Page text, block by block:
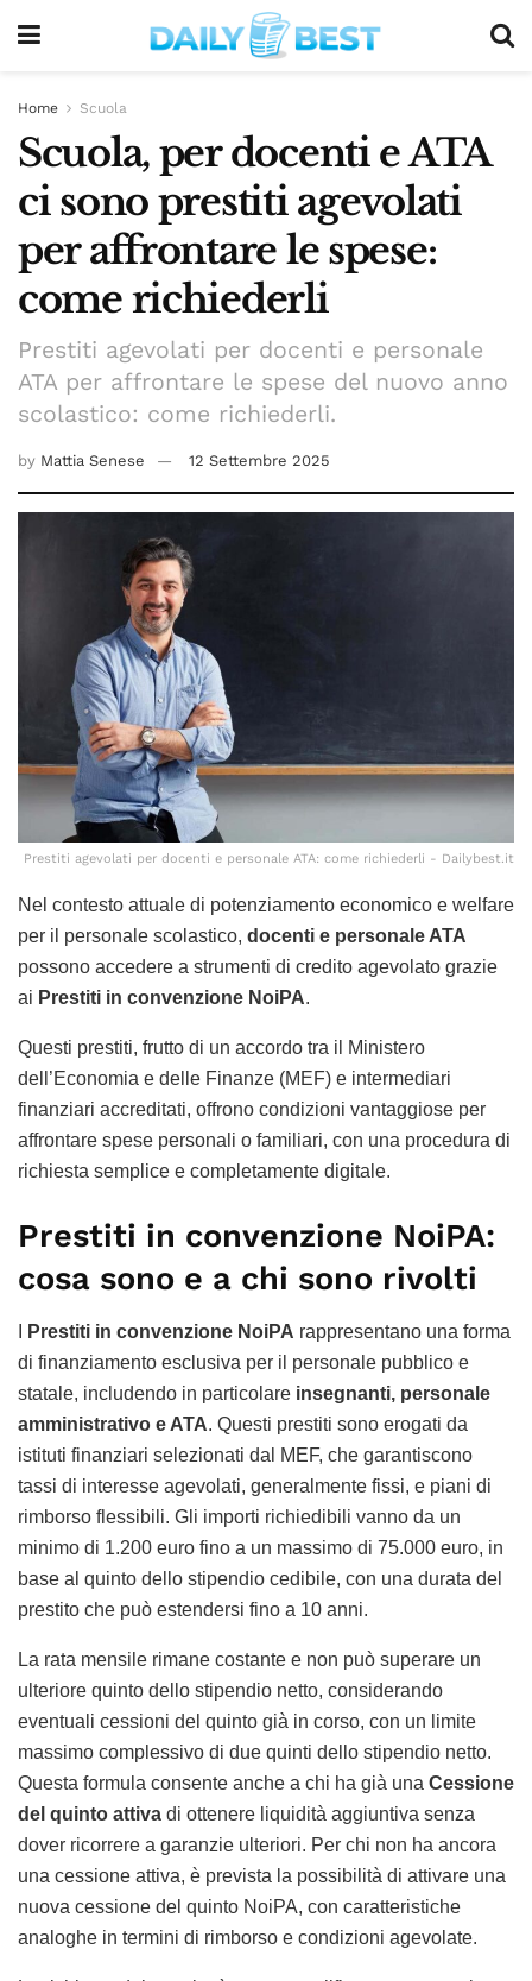
Home Scuola
Scuola, per docenti e ATA
ci sono prestiti agevolati
per affrontare le spese:
come richiederli
Prestiti agevolati per docenti e personale
ATA per affrontare le spese del nuovo anno
scolastico: come richiederli.
by Mattia Senese 12 Settembre 2025
Prestiti agevolati per docenti e personale ATA: come richiederli - Dailybest.it
Nel contesto attuale di potenziamento economico e welfare
per il personale scolastico, docenti e personale ATA
possono accedere a strumenti di credito agevolato grazie
ai Prestiti in convenzione NoiPA.
Questi prestiti, frutto di un accordo tra il Ministero
dell’Economia e delle Finanze (MEF) e intermediari
finanziari accreditati, offrono condizioni vantaggiose per
affrontare spese personali o familiari, con una procedura di
richiesta semplice e completamente digitale.
Prestiti in convenzione NoiPA:
cosa sono e a chi sono rivolti
Prestiti in convenzione NoiPA rappresentano una forma
di finanziamento esclusiva per il personale pubblico e
statale, includendo in particolare insegnanti, personale
amministrativo e ATA. Questi prestiti sono erogati da
istituti finanziari selezionati dal MEF, che garantiscono
tassi di interesse agevolati, generalmente fissi, e piani di
rimborso flessibili. Gli importi richiedibili vanno da un
minimo di 1.200 euro fino a un massimo di 75.000 euro, in
base al quinto dello stipendio cedibile, con una durata del
prestito che può estendersi fino a 10 anni.
La rata mensile rimane costante e non può superare un
ulteriore quinto dello stipendio netto, considerando
eventuali cessioni del quinto già in corso, con un limite
massimo complessivo di due quinti dello stipendio netto.
Questa formula consente anche a chi ha già una Cessione
del quinto attiva di ottenere liquidità aggiuntiva senza
dover ricorrere a garanzie ulteriori. Per chi non ha ancora
una cessione attiva, è prevista la possibilità di attivare una
nuova cessione del quinto NoiPA, con caratteristiche
analoghe in termini di rimborso e condizioni agevolate.